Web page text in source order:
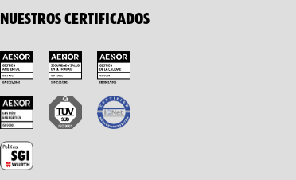
NUESTROS CERTIFICADOS